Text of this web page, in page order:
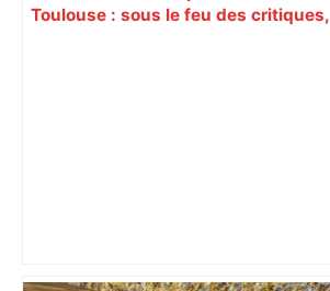
Toulouse : sous le feu des critiques,